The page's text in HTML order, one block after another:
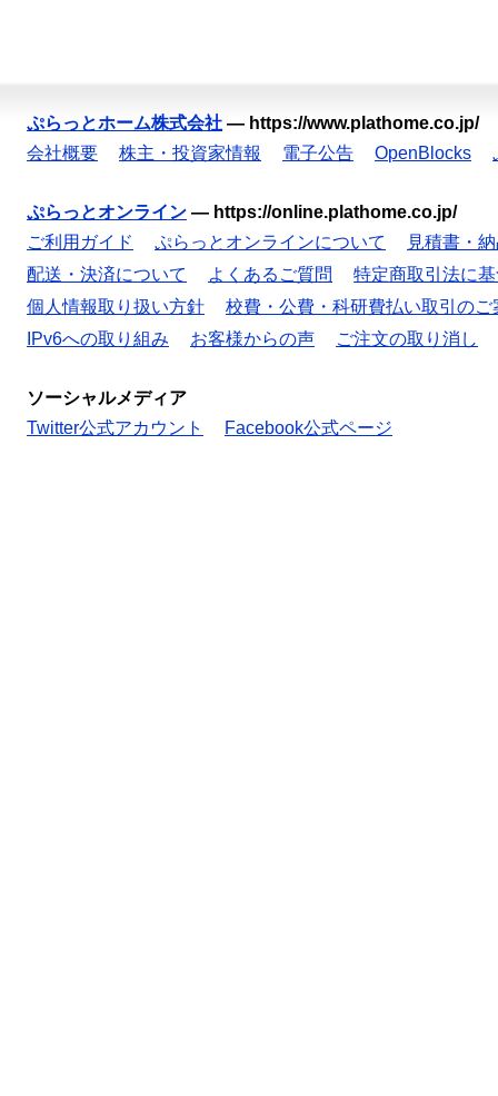
ぷらっとホーム株式会社 — https://www.plathome.co.jp/
会社概要
株主・投資家情報 電子公告 OpenBlocks
ぷらっとオンライン — https://online.plathome.co.jp/
ご利用ガイド
ぷらっとオンラインについて
見積書・
配送・決済について
よくあるご質問
特定商取引法に
個人情報取り扱い方針
校費・公費・科研費払い取引のご
IPv6への取り組み
お客様からの声 ご注文の取り消し
ソーシャルメディア
Twitter公式アカウント
Facebook公式ページ